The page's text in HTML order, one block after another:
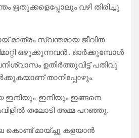
ഋതുക്കളെപ്പോലും വഴി തിരിച്ചു
മാത്രം സ്വന്തമായ ജീവിത
ഒഴുക്കുന്നവൻ.. ഓർക്കുമ്പോൾ
ഉതിർത്തുവിട്ട് പതിവു
താനിപ്പോഴും.
ഇനിയും..ഇനിയും ഇങ്ങനെ
കവിളിൽ തലോടി അമ്മ പറഞ്ഞു.
കൊണ്ട് മായ്ച്ചു കളയാൻ